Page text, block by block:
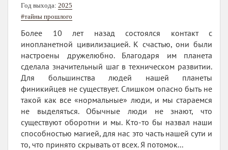
Год выхода: 2025
#тайны прошлого
Более 10 лет назад состоялся контакт с
инопланетной цивилизацией. К счастью, они были
настроены дружелюбно. Благодаря им планета
сделала значительный шаг в техническом развитии.
Для большинства людей нашей планеты
финикийцев не существует. Слишком опасно быть не
такой как все «нормальные» люди, и мы стараемся
не выделяться. Обычные люди не знают, что
существуют оборотни и мы. Кто-то бы назвал наши
способностью магией, для нас это часть нашей сути и
то, что принято скрывать от всех. Я потомок...